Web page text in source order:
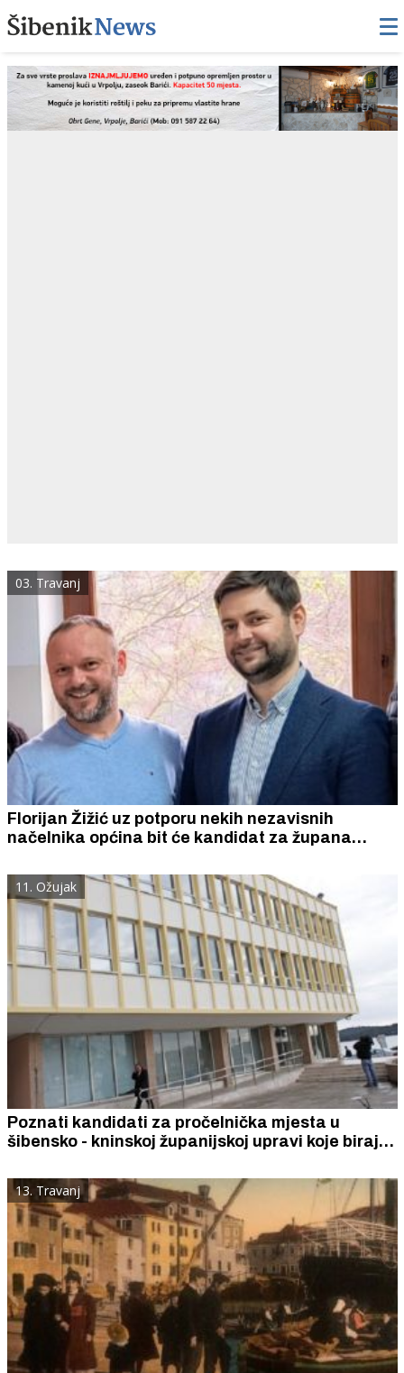
03. Travanj
Florijan Žižić uz potporu nekih nezavisnih
načelnika općina bit će kandidat za župana
11. Ožujak
Poznati kandidati za pročelnička mjesta u
šibensko - kninskoj županijskoj upravi koje biraju
13. Travanj